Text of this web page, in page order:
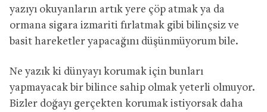
yazıyı okuyanların artık yere çöp atmak ya da
ormana sigara izmariti fırlatmak gibi bilinçsiz ve
basit hareketler yapacağını düşünmüyorum bile.
Ne yazık ki dünyayı korumak için bunları
yapmayacak bir bilince sahip olmak yeterli olmuyor.
Bizler doğayı gerçekten korumak istiyorsak daha